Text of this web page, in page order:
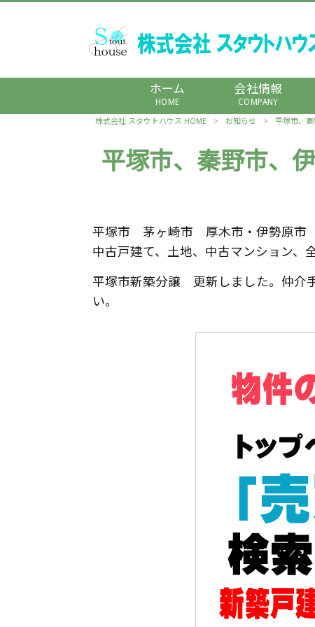
ホーム
HOME
会社情報
COMPANY
株式会社 スタウトハウス HOME > お知らせ > 平塚市、
平塚市、秦野市、
平塚市 茅ヶ崎市 厚木市・伊勢原市
中古戸建て、土地、中古マンション、
平塚市新築分譲 更新しました。仲介
い。